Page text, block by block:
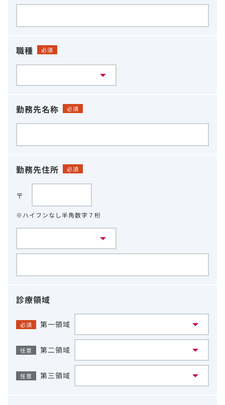
職種 必須
勤務先名称 必須
勤務先住所 必須
〒
※ハイフンなし半角数字７桁
診療領域
必須 第一領域
任意 第二領域
任意 第三領域